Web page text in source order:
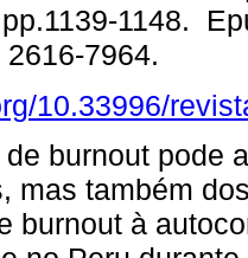
1148.
7964.
10.33996/
burnout pode
mas também
burnout à